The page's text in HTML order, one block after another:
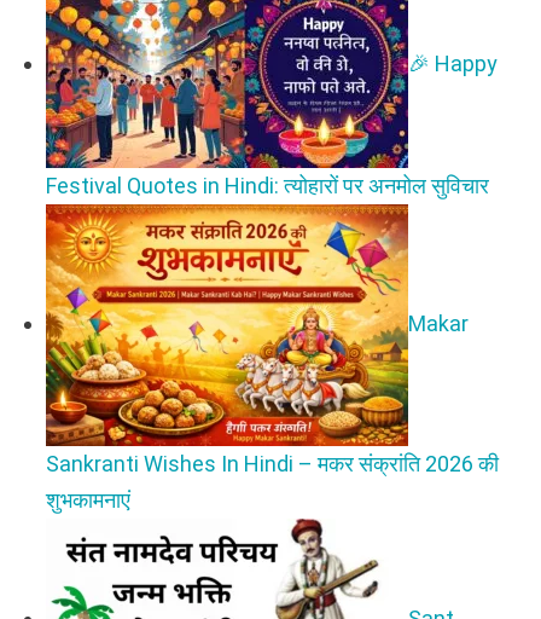
🎉 Happy
Festival Quotes in Hindi: त्योहारों पर अनमोल सुविचार
Makar
Sankranti Wishes In Hindi – मकर संक्रांति 2026 की
शुभकामनाएं